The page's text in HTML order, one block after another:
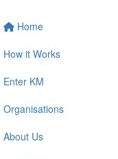
Home
How it Works
Enter KM
Organisations
About Us